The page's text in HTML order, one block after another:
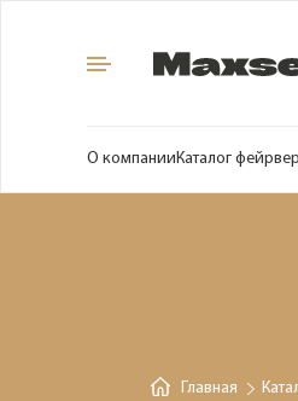
О компанииКаталог
Главная